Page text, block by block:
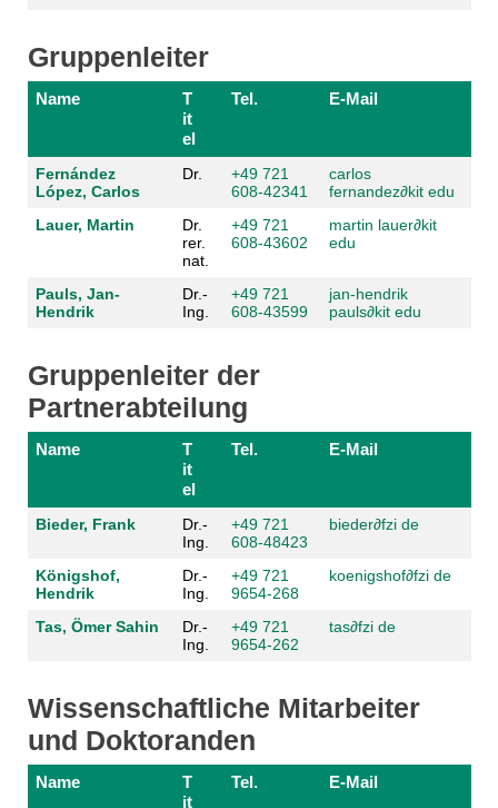
Gruppenleiter
Name
T
it
el
Tel. E-Mail
Fernández
López, Carlos
Dr.
+49 721
608-42341
carlos
fernandez∂kit edu
Lauer, Martin
Dr.
rer.
nat.
+49 721
608-43602
martin lauer∂kit
edu
Pauls, Jan-
Hendrik
Dr.-
Ing.
+49 721
608-43599
jan-hendrik
pauls∂kit edu
Gruppenleiter der
Partnerabteilung
Name
T
it
el
Tel. E-Mail
Bieder, Frank
Dr.-
Ing.
+49 721
608-48423
bieder∂fzi de
Königshof,
Hendrik
Dr.-
Ing.
+49 721
9654-268
koenigshof∂fzi de
Tas, Ömer Sahin
Dr.-
Ing.
+49 721
9654-262
tas∂fzi de
Wissenschaftliche Mitarbeiter
und Doktoranden
Name
T
it
Tel. E-Mail